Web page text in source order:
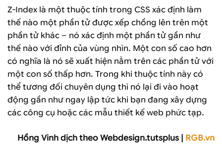
Z-Index là một thuộc tính trong CSS xác định làm
thế nào một phần tử được xếp chồng lên trên một
phần tử khác – nó xác định một phần tử gần như
thế nào với đỉnh của vùng nhìn. Một con số cao hơn
có nghĩa là nó sẽ xuất hiện nằm trên các phần tử với
một con số thấp hơn. Trong khi thuộc tính này có
thể tương đối chuyên dụng thì nó lại đi vào hoạt
động gần như ngay lập tức khi bạn đang xây dựng
các công cụ hoặc các mẫu thiết kế web phức tạp.
Hồng Vinh dịch theo Webdesign.tutsplus | RGB.vn